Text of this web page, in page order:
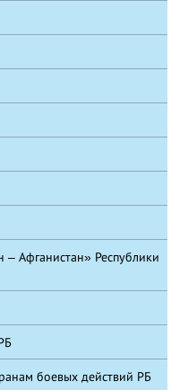
Афганистан» Республики
боевых действий РБ